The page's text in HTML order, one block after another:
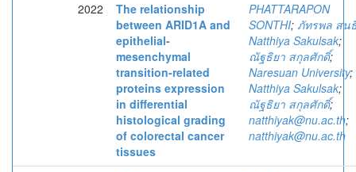
2022
The relationship
between ARID1A and
epithelial-
mesenchymal
transition-related
proteins expression
in differential
histological grading
of colorectal cancer
tissues
PHATTARAPON
SONTHI; ภัทรพล สน
Natthiya Sakulsak;
ณัฐธิยา สกุลศักดิ์;
Naresuan University;
Natthiya Sakulsak;
ณัฐธิยา สกุลศักดิ์;
natthiyak@nu.ac.th;
natthiyak@nu.ac.th